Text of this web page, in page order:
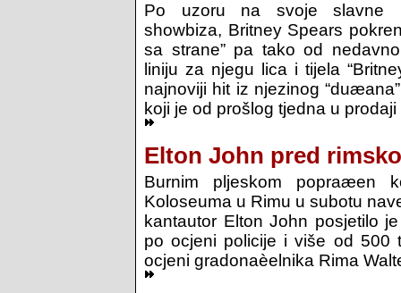
Po uzoru na svoje slavne
showbiza, Britney Spears
sa strane” pa tako od
liniju za njegu lica i tijela
najnoviji hit iz njezinog
koji je od prošlog tjedna u
Elton John pred
Burnim pljeskom popraæen
Koloseuma u Rimu u subotu
kantautor Elton John posjetilo
po ocjeni policije i više od 500
ocjeni gradonaèelnika Rima